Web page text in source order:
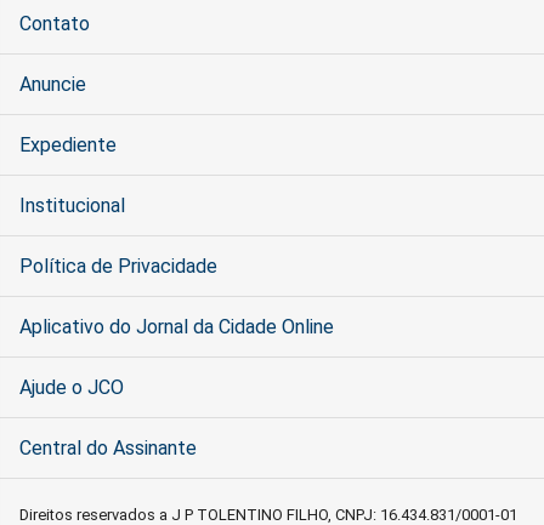
Contato
Anuncie
Expediente
Institucional
Política de Privacidade
Aplicativo do Jornal da Cidade Online
Ajude o JCO
Central do Assinante
Direitos reservados a J P TOLENTINO FILHO, CNPJ: 16.434.831/0001-01